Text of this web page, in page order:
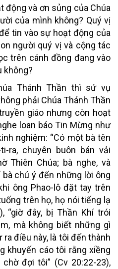
động và ơn sủng của Chúa
của mình không? Quý vị
tin vào sự hoạt động của
người quý vị và cộng tác
trên cánh đồng đang vào
không?
Thánh Thần thì sứ vụ
phải Chúa Thánh Thần
giáo nhưng còn hoạt
loan báo Tin Mừng như
nghiệm: “Có một bà tên
ra, chuyên buôn bán vải
Thiên Chúa; bà nghe, và
chú ý đến những lời ông
ông Phao-lô đặt tay trên
trên họ, họ nói tiếng lạ
“giờ đây, bị Thần Khí trói
mà không biết những gì
điều này, là tôi đến thành
khuyến cáo tôi rằng xiềng
đợi tôi” (Cv 20:22-23),